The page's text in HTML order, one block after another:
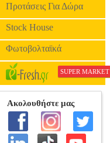
Προτάσεις Για Δώρα
Stock House
Φωτοβολταϊκά
SUPER MARKET